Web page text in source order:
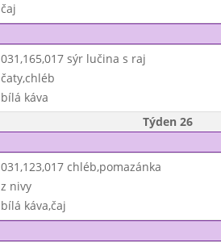
čaj
031,165,017 sýr lučina s raj
čaty,chléb
bílá káva
Týden 26
031,123,017 chléb,pomazánka
z nivy
bílá káva,čaj